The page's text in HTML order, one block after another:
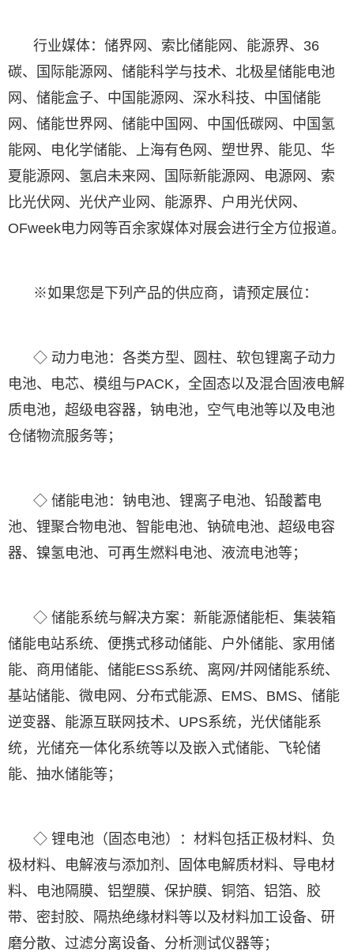
行业媒体：储界网、索比储能网、能源界、36
碳、国际能源网、储能科学与技术、北极星储能电池
网、储能盒子、中国能源网、深水科技、中国储能
网、储能世界网、储能中国网、中国低碳网、中国氢
能网、电化学储能、上海有色网、塑世界、能见、华
夏能源网、氢启未来网、国际新能源网、电源网、索
比光伏网、光伏产业网、能源界、户用光伏网、
OFweek电力网等百余家媒体对展会进行全方位报道。
※如果您是下列产品的供应商，请预定展位：
◇ 动力电池：各类方型、圆柱、软包锂离子动力
电池、电芯、模组与PACK，全固态以及混合固液电解
质电池，超级电容器，钠电池，空气电池等以及电池
仓储物流服务等；
◇ 储能电池：钠电池、锂离子电池、铅酸蓄电
池、锂聚合物电池、智能电池、钠硫电池、超级电容
器、镍氢电池、可再生燃料电池、液流电池等；
◇ 储能系统与解决方案：新能源储能柜、集装箱
储能电站系统、便携式移动储能、户外储能、家用储
能、商用储能、储能ESS系统、离网/并网储能系统、
基站储能、微电网、分布式能源、EMS、BMS、储能
逆变器、能源互联网技术、UPS系统，光伏储能系
统，光储充一体化系统等以及嵌入式储能、飞轮储
能、抽水储能等；
◇ 锂电池（固态电池）：材料包括正极材料、负
极材料、电解液与添加剂、固体电解质材料、导电材
料、电池隔膜、铝塑膜、保护膜、铜箔、铝箔、胶
带、密封胶、隔热绝缘材料等以及材料加工设备、研
磨分散、过滤分离设备、分析测试仪器等；